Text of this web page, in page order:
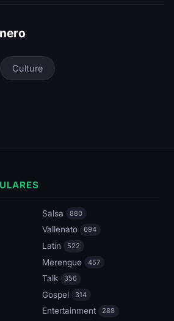
Culture
Salsa 880
Vallenato 694
Latin 522
Merengue 457
Talk 356
Gospel 314
Entertainment 288